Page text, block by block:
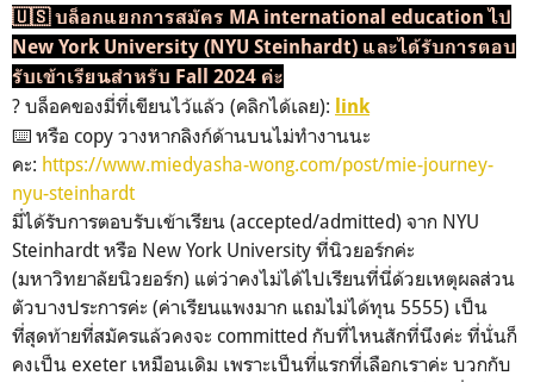
🇺🇸 บล็อกแยกการสมัคร MA international education ไป
New York University (NYU Steinhardt) และได้รับการตอบ
รับเข้าเรียนสำหรับ Fall 2024 ค่ะ
? บล็อคของมี่ที่เขียนไว้แล้ว (คลิกได้เลย): link
⌨️ หรือ copy วางหากลิงก์ด้านบนไม่ทำงานนะ
คะ: https://www.miedyasha-wong.com/post/mie-journey-
nyu-steinhardt
มี่ได้รับการตอบรับเข้าเรียน (accepted/admitted) จาก NYU
Steinhardt หรือ New York University ที่นิวยอร์กค่ะ
(มหาวิทยาลัยนิวยอร์ก) แต่ว่าคงไม่ได้ไปเรียนที่นี่ด้วยเหตุผลส่วน
ตัวบางประการค่ะ (ค่าเรียนแพงมาก แถมไม่ได้ทุน 5555) เป็น
ที่สุดท้ายที่สมัครแล้วคงจะ committed กับที่ไหนสักที่นึงค่ะ ที่นั่นก็
คงเป็น exeter เหมือนเดิม เพราะเป็นที่แรกที่เลือกเราค่ะ บวกกับ